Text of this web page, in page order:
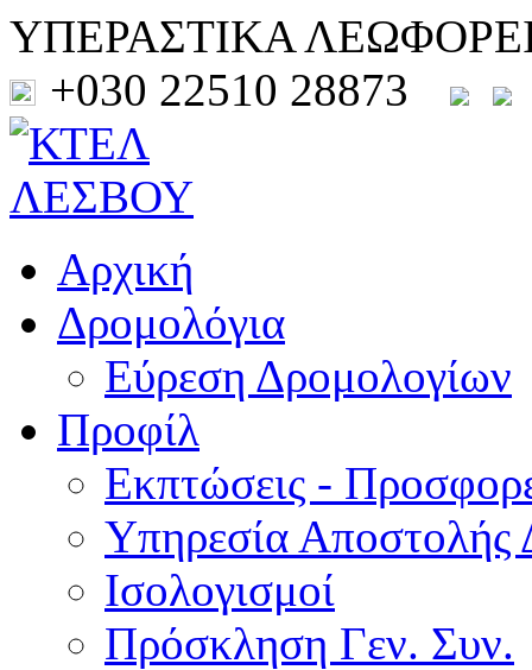
ΥΠΕΡΑΣΤΙΚΑ
+030 22510 28873
Αρχική
Δρομολόγια
Εύρεση Δρομολογίων
Προφίλ
Εκπτώσεις -
Υπηρεσία Αποστολής
Ισολογισμοί
Πρόσκληση Γεν. Συν.